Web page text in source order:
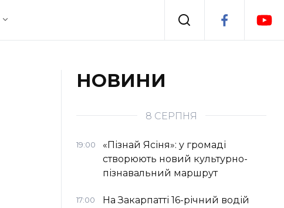
Події
НОВИНИ
8 СЕРПНЯ
19:00
«Пізнай Ясіня»: у громаді
створюють новий культурно-
пізнавальний маршрут
17:00
На Закарпатті 16-річний водій